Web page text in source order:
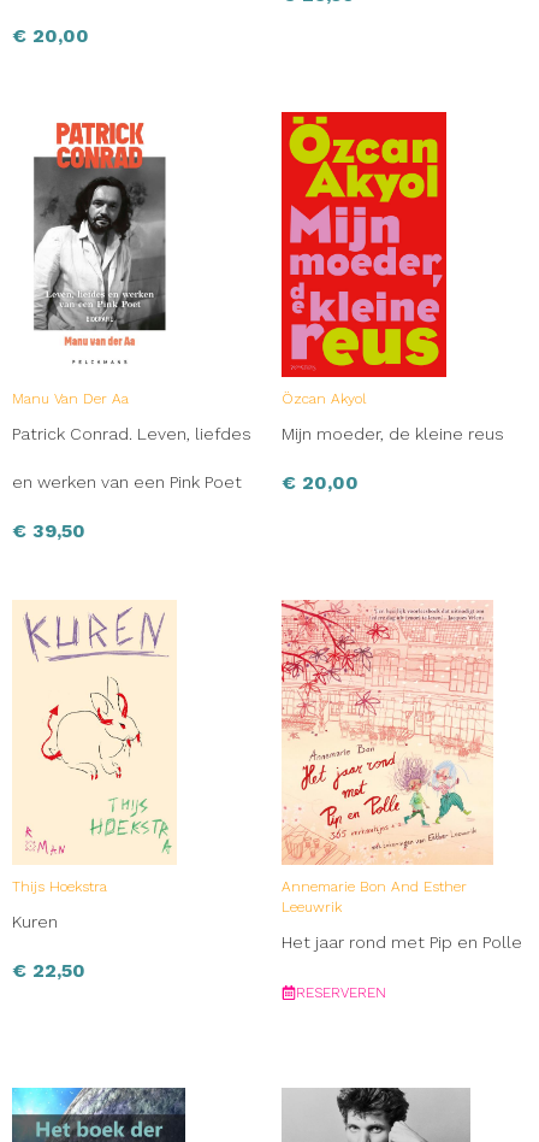
€ 20,00
Manu Van Der Aa
Patrick Conrad. Leven, liefdes
en werken van een Pink Poet
€ 39,50
Özcan Akyol
Mijn moeder, de kleine reus
€ 20,00
Thijs Hoekstra
Kuren
€ 22,50
Annemarie Bon And Esther
Leeuwrik
Het jaar rond met Pip en Polle
RESERVEREN